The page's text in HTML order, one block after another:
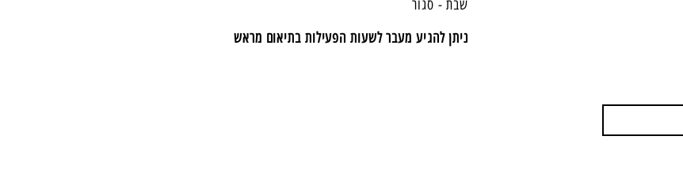
שבת - סגור
ניתן להגיע מעבר לשעות הפעילות בתיאום מראש